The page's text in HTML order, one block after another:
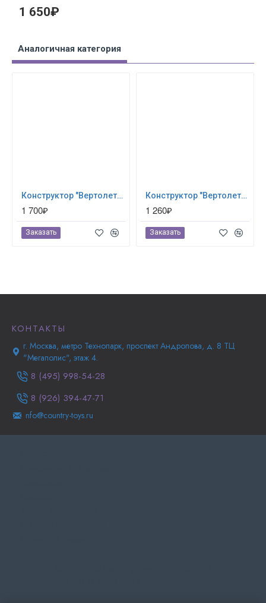
1 650₽
Аналогичная категория
Конструктор "Вертолет" (280 деталей) Eitech (00332)
1 700₽
Заказать
Конструктор "Вертолет", 188 деталей Eitech (00072)
1 260₽
Заказать
КОНТАКТЫ
г. Москва, метро Технопарк, проспект Андропова, д. 8 ТЦ
"Мегаполис", этаж 4.
8 (495) 998-54-28
8 (926) 394-47-71
nfo@country-toys.ru